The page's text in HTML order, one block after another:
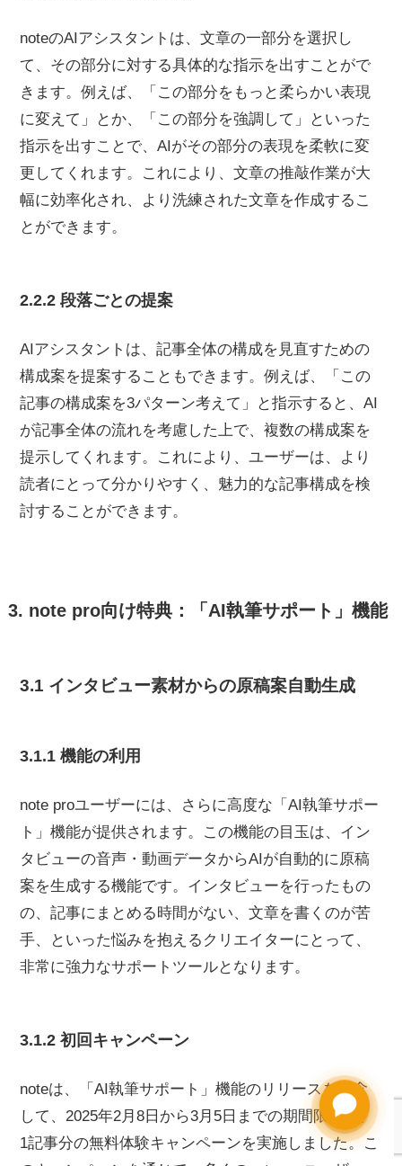
noteのAIアシスタントは、文章の一部分を選択し
て、その部分に対する具体的な指示を出すことがで
きます。例えば、「この部分をもっと柔らかい表現
に変えて」とか、「この部分を強調して」といった
指示を出すことで、AIがその部分の表現を柔軟に変
更してくれます。これにより、文章の推敲作業が大
幅に効率化され、より洗練された文章を作成するこ
とができます。
2.2.2 段落ごとの提案
AIアシスタントは、記事全体の構成を見直すための
構成案を提案することもできます。例えば、「この
記事の構成案を3パターン考えて」と指示すると、AI
が記事全体の流れを考慮した上で、複数の構成案を
提示してくれます。これにより、ユーザーは、より
読者にとって分かりやすく、魅力的な記事構成を検
討することができます。
3. note pro向け特典：「AI執筆サポート」機能
3.1 インタビュー素材からの原稿案自動生成
3.1.1 機能の利用
note proユーザーには、さらに高度な「AI執筆サポー
ト」機能が提供されます。この機能の目玉は、イン
タビューの音声・動画データからAIが自動的に原稿
案を生成する機能です。インタビューを行ったもの
の、記事にまとめる時間がない、文章を書くのが苦
手、といった悩みを抱えるクリエイターにとって、
非常に強力なサポートツールとなります。
3.1.2 初回キャンペーン
noteは、「AI執筆サポート」機能のリリースを記念
して、2025年2月8日から3月5日までの期間限定で、
1記事分の無料体験キャンペーンを実施しました。こ
Need help?